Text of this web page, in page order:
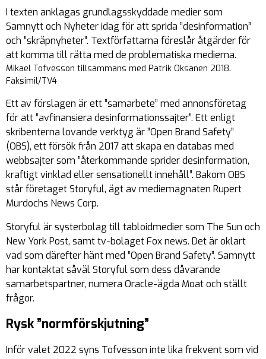
I texten anklagas grundlagsskyddade medier som
Samnytt och Nyheter idag för att sprida ”desinformation”
och ”skräpnyheter”. Textförfattarna föreslår åtgärder för
att komma till rätta med de problematiska medierna.
Mikael Tofvesson tillsammans med Patrik Oksanen 2018.
Faksimil/TV4
Ett av förslagen är ett ”samarbete” med annonsföretag
för att ”avfinansiera desinformationssajter”. Ett enligt
skribenterna lovande verktyg är ”Open Brand Safety”
(OBS), ett försök från 2017 att skapa en databas med
webbsajter som ”återkommande sprider desinformation,
kraftigt vinklad eller sensationellt innehåll”. Bakom OBS
står företaget Storyful, ägt av mediemagnaten Rupert
Murdochs News Corp.
Storyful är systerbolag till tabloidmedier som The Sun och
New York Post, samt tv-bolaget Fox news. Det är oklart
vad som därefter hänt med ”Open Brand Safety”. Samnytt
har kontaktat såväl Storyful som dess dåvarande
samarbetspartner, numera Oracle-ägda Moat och ställt
frågor.
Rysk ”normförskjutning”
Inför valet 2022 syns Tofvesson inte lika frekvent som vid